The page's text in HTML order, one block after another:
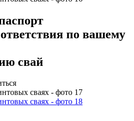
по вашему
свай